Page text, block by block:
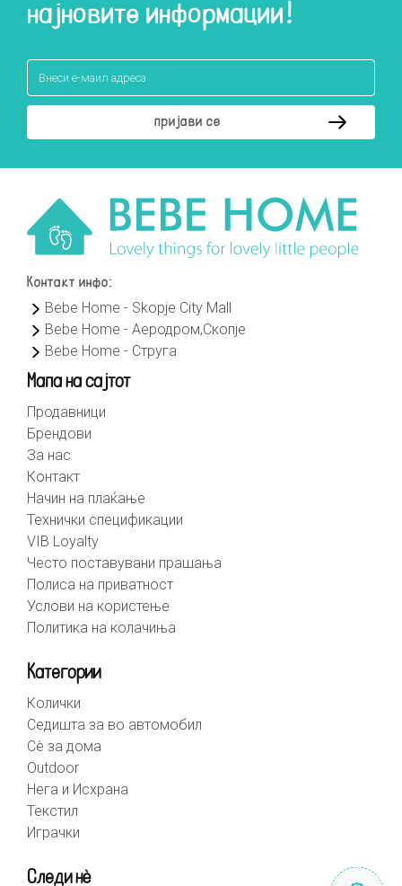
најновите информации!
Контакт инфо:
Bebe Home - Skopje City Mall
Bebe Home - Аеродром,Скопје
Bebe Home - Струга
Мапа на сајтот
Продавници
Брендови
За нас
Контакт
Начин на плаќање
Технички спецификации
VIB Loyalty
Често поставувани прашања
Полиса на приватност
Услови на користење
Политика на колачиња
Категории
Колички
Седишта за во автомобил
Сè за дома
Outdoor
Нега и Исхрана
Текстил
Играчки
Следи нè